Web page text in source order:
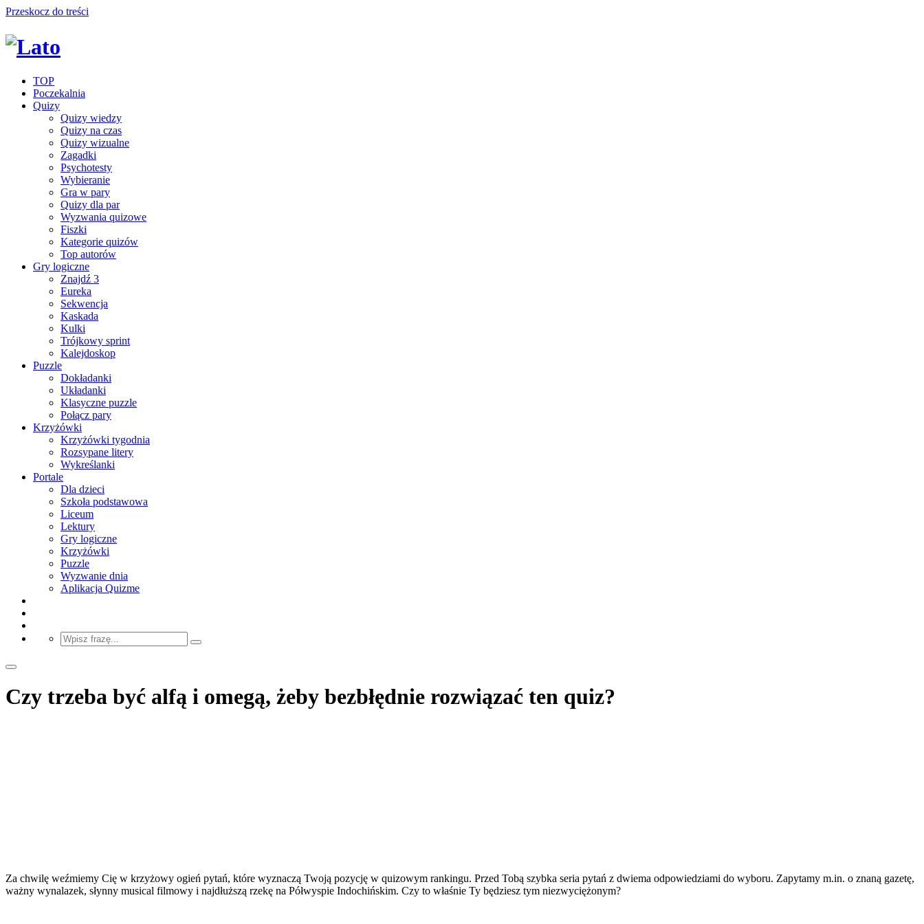
Przeskocz do treści
TOP
Poczekalnia
Quizy
Quizy wiedzy
Quizy na czas
Quizy wizualne
Zagadki
Psychotesty
Wybieranie
Gra w pary
Quizy dla par
Wyzwania quizowe
Fiszki
Kategorie quizów
Top autorów
Gry logiczne
Znajdź 3
Eureka
Sekwencja
Kaskada
Kulki
Trójkowy sprint
Kalejdoskop
Puzzle
Dokładanki
Układanki
Klasyczne puzzle
Połącz pary
Krzyżówki
Krzyżówki tygodnia
Rozsypane litery
Wykreślanki
Portale
Dla dzieci
Szkoła podstawowa
Liceum
Lektury
Gry logiczne
Krzyżówki
Puzzle
Wyzwanie dnia
Aplikacja Quizme
Czy trzeba być alfą i omegą, żeby bezbłędnie rozwiązać ten quiz?
Za chwilę weźmiemy Cię w krzyżowy ogień pytań, które wyznaczą Twoją pozycję w quizowym rankingu. Przed Tobą szybka seria pytań z dwiema odpowiedziami do wyboru. Zapytamy m.in. o znaną gazetę,
ważny wynalazek, słynny musical filmowy i najdłuższą rzekę na Półwyspie Indochińskim. Czy to właśnie Ty będziesz tym niezwyciężonym?